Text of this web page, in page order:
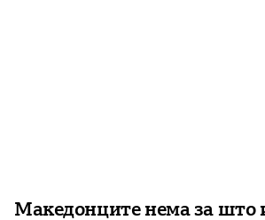
Македонците нема за што